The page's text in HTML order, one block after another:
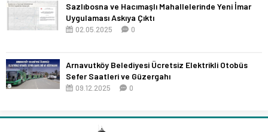
Sazlıbosna ve Hacımaşlı Mahallelerinde Yeni İmar
Uygulaması Askıya Çıktı
02.05.2025 0
Arnavutköy Belediyesi Ücretsiz Elektrikli Otobüs
Sefer Saatleri ve Güzergahı
09.12.2025 0